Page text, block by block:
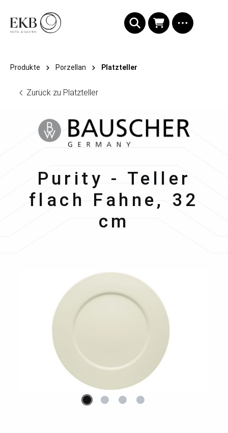
Produkte Porzellan Platzteller
Zurück zu Platzteller
Bauscher
Purity - Teller
flach Fahne, 32
cm
Bildergalerie überspringen